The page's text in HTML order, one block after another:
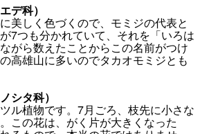
デ科）
美しく色づくので、モミジの代表と
7つも分かれていて、それを「いろは
がら数えたことからこの名前がつけ
高雄山に多いのでタカオモミジとも
シタ科）
ル植物です。7月ごろ、枝先に小さな
この花は、がく片が大きくなった